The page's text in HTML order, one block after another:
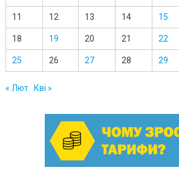
11 12 13 14 15
18 19 20 21 22
25 26 27 28 29
« Лют Кві »